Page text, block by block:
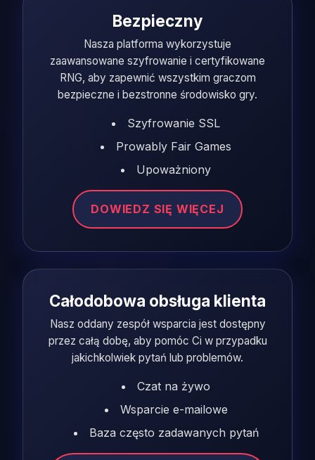
Bezpieczny
Nasza platforma wykorzystuje
zaawansowane szyfrowanie i certyfikowane
RNG, aby zapewnić wszystkim graczom
bezpieczne i bezstronne środowisko gry.
Szyfrowanie SSL
Prowably Fair Games
Upoważniony
DOWIEDZ SIĘ WIĘCEJ
Całodobowa obsługa klienta
Nasz oddany zespół wsparcia jest dostępny
przez całą dobę, aby pomóc Ci w przypadku
jakichkolwiek pytań lub problemów.
Czat na żywo
Wsparcie e-mailowe
Baza często zadawanych pytań